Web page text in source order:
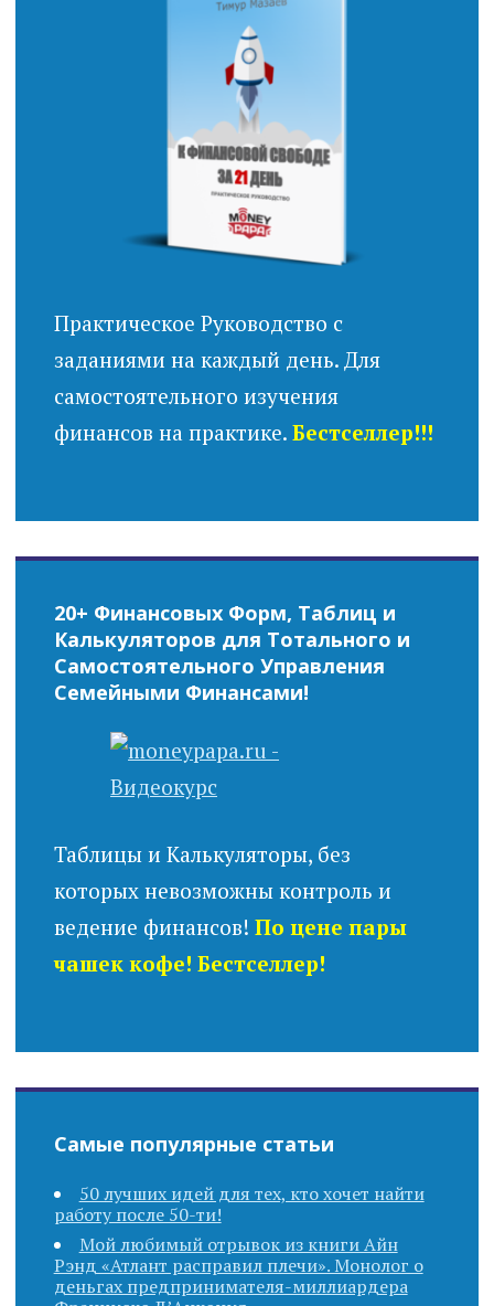
Практическое Руководство с
заданиями на каждый день. Для
самостоятельного изучения
финансов на практике. Бестселлер!!!
20+ Финансовых Форм, Таблиц и
Калькуляторов для Тотального и
Самостоятельного Управления
Семейными Финансами!
Таблицы и Калькуляторы, без
которых невозможны контроль и
ведение финансов! По цене пары
чашек кофе! Бестселлер!
Самые популярные статьи
50 лучших идей для тех, кто хочет найти
работу после 50-ти!
Мой любимый отрывок из книги Айн
Рэнд «Атлант расправил плечи». Монолог о
деньгах предпринимателя-миллиардера